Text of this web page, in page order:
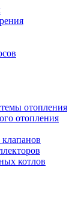
отопления
отопления
котлов